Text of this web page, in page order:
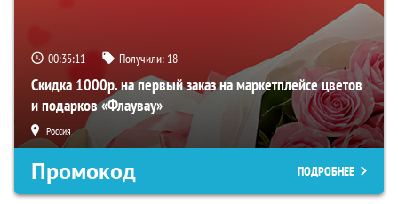
00:35:10 Получили: 18
Скидка 1000р. на первый заказ на маркетплейсе цветов
и подарков «Флаувау»
Россия
Промокод ПОДРОБНЕЕ